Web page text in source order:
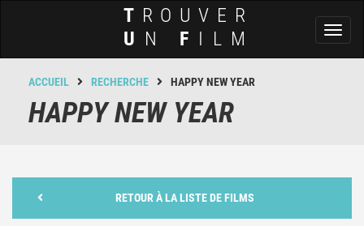
T ROUVER
U N F ILM
ACCUEIL RECHERCHE HAPPY NEW YEAR
HAPPY NEW YEAR
RETOUR À LA LISTE DE FILMS